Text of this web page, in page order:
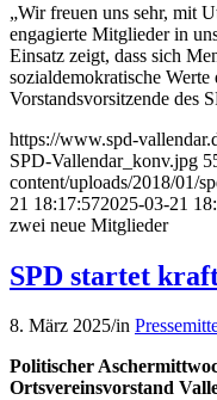
„Wir freuen uns sehr, mit
engagierte Mitglieder in
Einsatz zeigt, dass sich
sozialdemokratische
Vorstandsvorsitzende des
https://www.spd-
SPD-Vallendar_konv.jpg
content/uploads/2018/01/
21 18:17:572025-03-21
zwei neue Mitglieder
SPD startet
8. März 2025/in
Politischer
Ortsvereinsvorstand